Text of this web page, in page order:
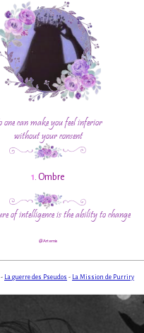
1. Ombre
@Artemis
- La guerre des Pseudos - La Mission de Purriry